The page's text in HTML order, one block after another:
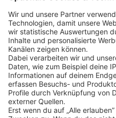
Schnellzugriff
ZAHLUNGSMETHODEN
SOCIAL
NEWSLETTER